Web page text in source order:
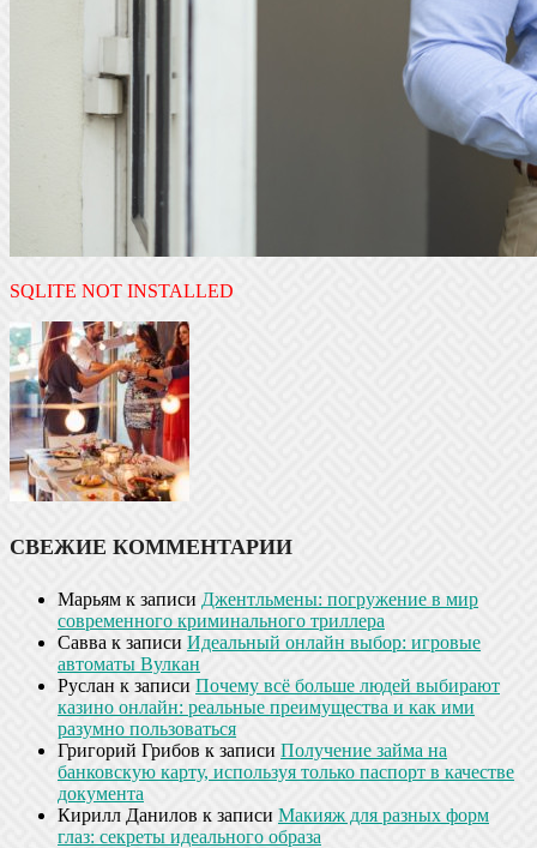
SQLITE NOT INSTALLED
СВЕЖИЕ КОММЕНТАРИИ
Марьям к записи Джентльмены: погружение в мир
современного криминального триллера
Савва к записи Идеальный онлайн выбор: игровые
автоматы Вулкан
Руслан к записи Почему всё больше людей выбирают
казино онлайн: реальные преимущества и как ими
разумно пользоваться
Григорий Грибов к записи Получение займа на
банковскую карту, используя только паспорт в качестве
документа
Кирилл Данилов к записи Макияж для разных форм
глаз: секреты идеального образа